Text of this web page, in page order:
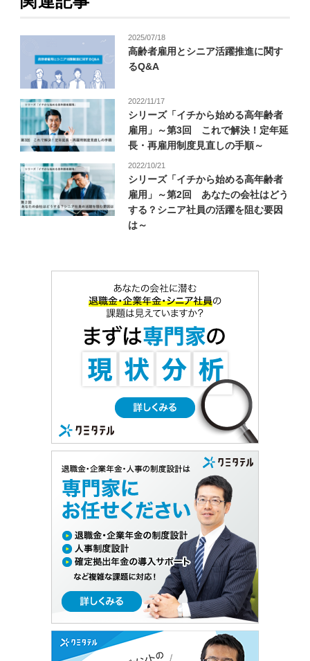
2025/07/18
高齢者雇用とシニア活躍推進に関す
るQ&A
2022/11/17
シリーズ「イチから始める高年齢者
雇用」～第3回 これで解決！定年延
長・再雇用制度見直しの手順～
2022/10/21
シリーズ「イチから始める高年齢者
雇用」～第2回 あなたの会社はどう
する？シニア社員の活躍を阻む要因
は～